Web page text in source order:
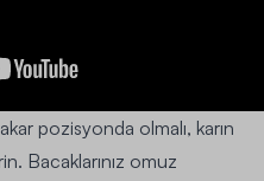
pozisyonda olmalı, karın
Bacaklarınız omuz